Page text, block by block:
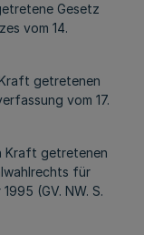
Gesetz
vom 14.
getretenen
vom 17.
Kraft getretenen
für
(GV. NW. S.